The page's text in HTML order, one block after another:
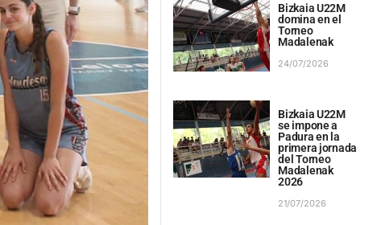
Bizkaia U22M
domina en el
Torneo
Madalenak
24/07/2026
Bizkaia U22M
se impone a
Padura en la
primera jornada
del Torneo
Madalenak
2026
21/07/2026